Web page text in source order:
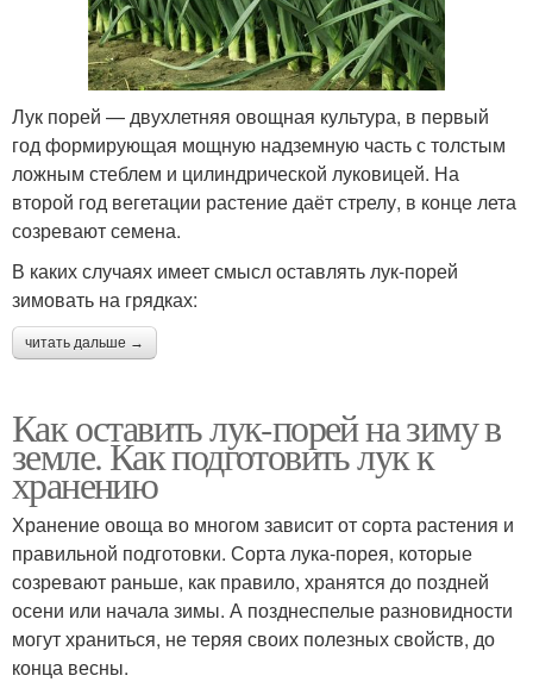
Лук порей — двухлетняя овощная культура, в первый
год формирующая мощную надземную часть с толстым
ложным стеблем и цилиндрической луковицей. На
второй год вегетации растение даёт стрелу, в конце лета
созревают семена.
В каких случаях имеет смысл оставлять лук-порей
зимовать на грядках:
читать дальше →
Как оставить лук-порей на зиму в
земле. Как подготовить лук к
хранению
Хранение овоща во многом зависит от сорта растения и
правильной подготовки. Сорта лука-порея, которые
созревают раньше, как правило, хранятся до поздней
осени или начала зимы. А позднеспелые разновидности
могут храниться, не теряя своих полезных свойств, до
конца весны.